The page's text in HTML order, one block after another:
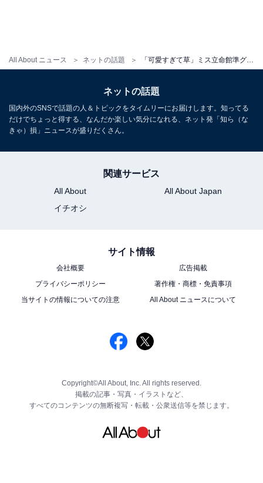
All About ニュース ネットの話題
ネットの話題
国内外のSNSで話題の人＆トピックをタイムリーにお届けします。知ってる
だけでちょっと得する、なんだか楽しい気分になれる、ネット発「知ら（な
きゃ）損」ニュースが盛りだくさん。
関連サービス
All About
All About Japan
イチオシ
サイト情報
会社概要
広告掲載
プライバシーポリシー
著作権・商標・免責事項
当サイトの情報についての注意
All About ニュースについて
Copyright©All About, Inc. All rights reserved.
掲載の記事・写真・イラストなど、
すべてのコンテンツの無断複写・転載・公衆送信等を禁じます。